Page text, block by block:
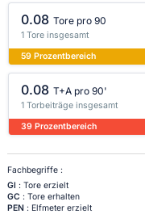
0.08 Tore pro 90
1 Tore insgesamt
59 Prozentbereich
0.08 T+A pro 90'
1 Torbeiträge insgesamt
39 Prozentbereich
Fachbegriffe :
Gl : Tore erzielt
GC : Tore erhalten
PEN: Elfmeter erzielt